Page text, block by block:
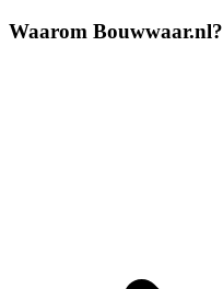
Waarom Bouwwaar.nl?